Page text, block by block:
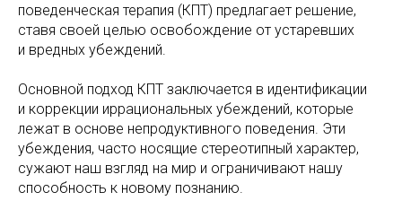
поведенческая терапия (КПТ) предлагает решение,
ставя своей целью освобождение от устаревших
и вредных убеждений.
Основной подход КПТ заключается в идентификации
и коррекции иррациональных убеждений, которые
лежат в основе непродуктивного поведения. Эти
убеждения, часто носящие стереотипный характер,
сужают наш взгляд на мир и ограничивают нашу
способность к новому познанию.